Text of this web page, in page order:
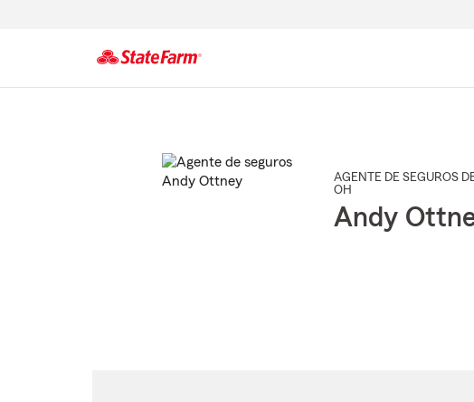
AGENTE DE SEGUROS
OH
Andy